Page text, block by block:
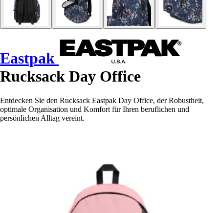
Eastpak
Rucksack Day Office
Entdecken Sie den Rucksack Eastpak Day Office, der Robustheit,
optimale Organisation und Komfort für Ihren beruflichen und
persönlichen Alltag vereint.